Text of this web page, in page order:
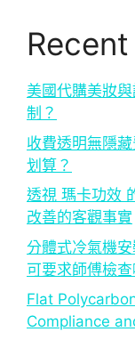
美國代購美妝
制？
收費透明無隱
划算？
透視 瑪卡功效
改善的客觀事實
分體式冷氣機
可要求師傅檢
Flat
Compliance